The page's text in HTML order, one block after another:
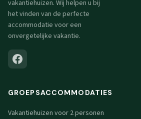
vakantiehuizen. Wij helpen u bij
het vinden van de perfecte
accommodatie voor een
onvergetelijke vakantie.
GROEPSACCOMMODATIES
Vakantiehuizen voor 2 personen